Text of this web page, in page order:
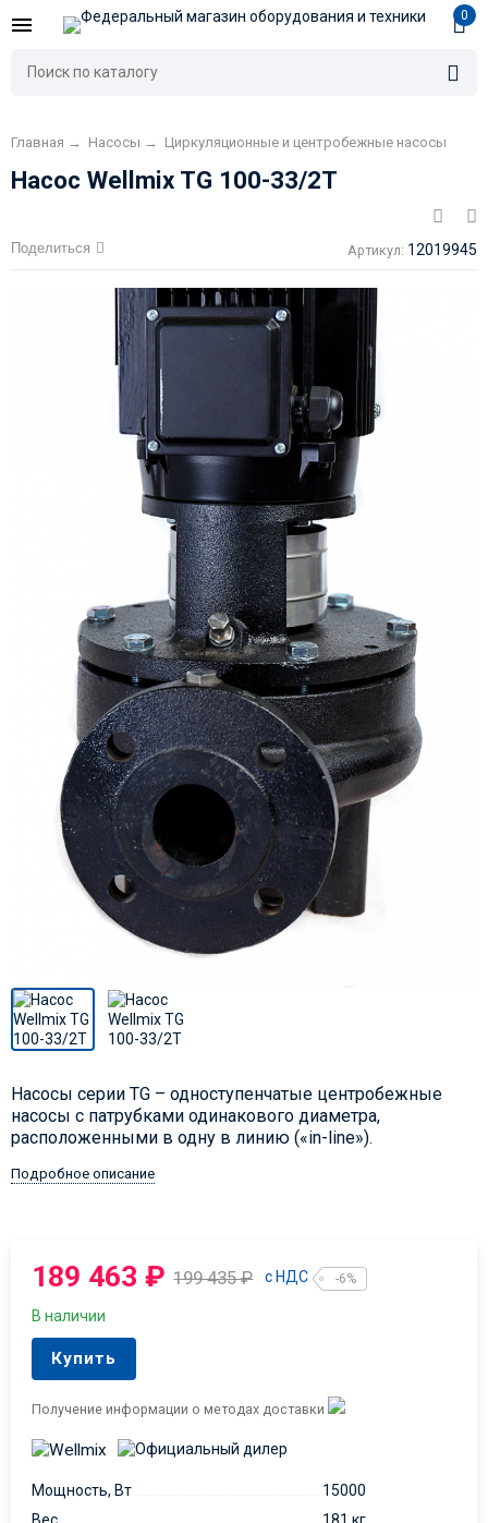
0
Главная → Насосы → Циркуляционные и центробежные насосы
Насос Wellmix TG 100-33/2T
Поделиться Артикул: 12019945
Насосы серии TG – одноступенчатые центробежные
насосы с патрубками одинакового диаметра,
расположенными в одну в линию («in-line»).
Подробное описание
189 463₽ 199 435₽ с НДС -6%
В наличии
Купить
Получение информации о методах доставки
Мощность, Вт
15000
Вес
181 кг